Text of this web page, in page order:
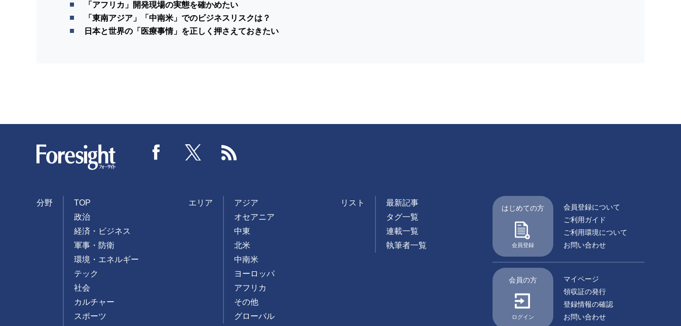
「アフリカ」開発現場の実態を確かめたい
「東南アジア」「中南米」でのビジネスリスクは？
日本と世界の「医療事情」を正しく押さえておきたい
Facebook Twitter
分野
TOP
政治
経済・ビジネス
軍事・防衛
環境・エネルギー
テック
社会
カルチャー
スポーツ
エリア
アジア
オセアニア
中東
北米
中南米
ヨーロッパ
アフリカ
その他
グローバル
リスト
最新記事
タグ一覧
連載一覧
執筆者一覧
はじめての方
会員登録
会員登録について
ご利用ガイド
ご利用環境について
お問い合わせ
会員の方
ログイン
マイページ
領収証の発行
登録情報の確認
お問い合わせ